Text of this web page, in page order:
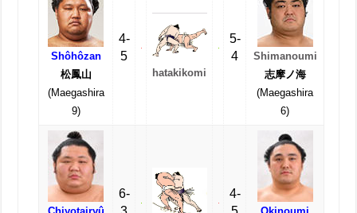
Shôhôzan
松鳳山
(Maegashira
9)
4-
5
hatakikomi
5-
4
Shimanoumi
志摩ノ海
(Maegashira
6)
6-
4-